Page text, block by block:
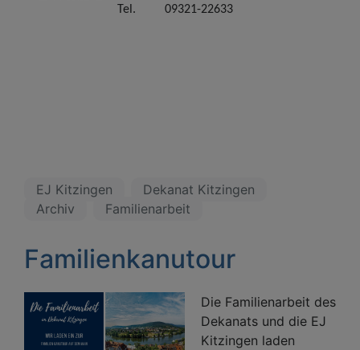
Tel. 09321-22633
EJ Kitzingen
Dekanat Kitzingen
Archiv
Familienarbeit
Familienkanutour
Die Familienarbeit des
Dekanats und die EJ
Kitzingen laden